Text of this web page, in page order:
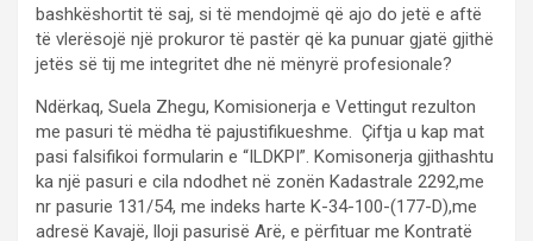
bashkëshortit të saj, si të mendojmë që ajo do jetë e aftë
të vlerësojë një prokuror të pastër që ka punuar gjatë gjithë
jetës së tij me integritet dhe në mënyrë profesionale?
Ndërkaq, Suela Zhegu, Komisionerja e Vettingut rezulton
me pasuri të mëdha të pajustifikueshme. Çiftja u kap mat
pasi falsifikoi formularin e “ILDKPI”. Komisonerja gjithashtu
ka një pasuri e cila ndodhet në zonën Kadastrale 2292,me
nr pasurie 131/54, me indeks harte K-34-100-(177-D),me
adresë Kavajë, lloji pasurisë Arë, e përfituar me Kontratë